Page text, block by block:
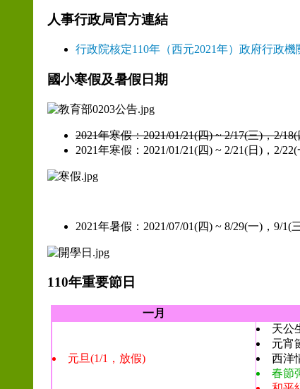
人事行政局官方連結
行政院核定110年（西元2021年）政府行政機
國小寒假及暑假日期
2021年寒假：2021/01/21(四) ~ 2/17(三)，2/
2021年寒假：2021/01/21(四) ~ 2/21(日)，2/
2021年暑假：2021/07/01(四) ~ 8/29(一)，9/1(
110年重要節日
一月
元旦(1/1，放假)
天公
元宵
西洋
春節